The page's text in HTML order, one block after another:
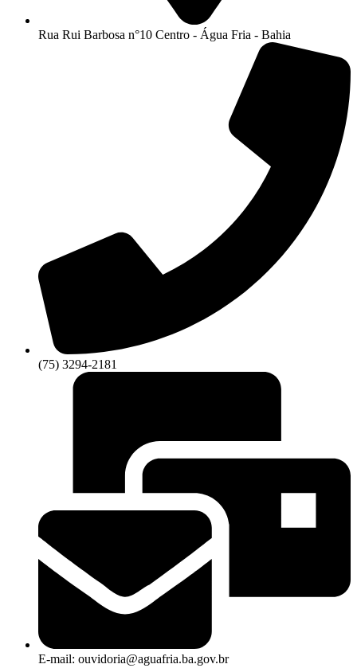
Rua Rui Barbosa n°10 Centro - Água Fria - Bahia
(75) 3294-2181
E-mail: ouvidoria@aguafria.ba.gov.br